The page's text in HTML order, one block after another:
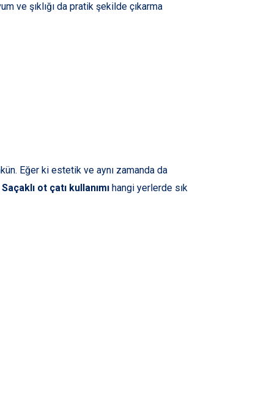
ve şıklığı da pratik şekilde çıkarma
Eğer ki estetik ve aynı zamanda da
Saçaklı ot çatı kullanımı hangi yerlerde sık